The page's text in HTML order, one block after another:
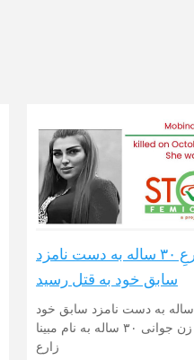
مبینـا زارعِ ۳۰ ساله به دست نامزد
سابق خود به قتل رسید
مبینـا زارعِ ۳۰ ساله به دست نامزد سابق خود
به قتل رسید زن جوانی ۳۰ ساله به نام مبینا
زارع